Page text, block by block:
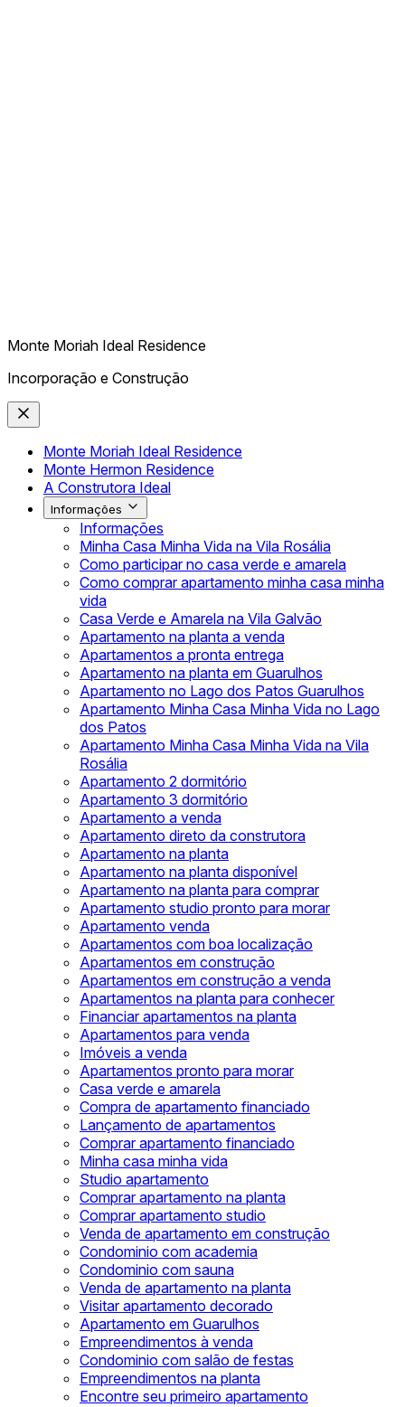
Monte Moriah Ideal Residence
Incorporação e Construção
Monte Moriah Ideal Residence
Monte Hermon Residence
A Construtora Ideal
Informações
Informações
Minha Casa Minha Vida na Vila Rosália
Como participar no casa verde e amarela
Como comprar apartamento minha casa minha
vida
Casa Verde e Amarela na Vila Galvão
Apartamento na planta a venda
Apartamentos a pronta entrega
Apartamento na planta em Guarulhos
Apartamento no Lago dos Patos Guarulhos
Apartamento Minha Casa Minha Vida no Lago
dos Patos
Apartamento Minha Casa Minha Vida na Vila
Rosália
Apartamento 2 dormitório
Apartamento 3 dormitório
Apartamento a venda
Apartamento direto da construtora
Apartamento na planta
Apartamento na planta disponível
Apartamento na planta para comprar
Apartamento studio pronto para morar
Apartamento venda
Apartamentos com boa localização
Apartamentos em construção
Apartamentos em construção a venda
Apartamentos na planta para conhecer
Financiar apartamentos na planta
Apartamentos para venda
Imóveis a venda
Apartamentos pronto para morar
Casa verde e amarela
Compra de apartamento financiado
Lançamento de apartamentos
Comprar apartamento financiado
Minha casa minha vida
Studio apartamento
Comprar apartamento na planta
Comprar apartamento studio
Venda de apartamento em construção
Condominio com academia
Condominio com sauna
Venda de apartamento na planta
Visitar apartamento decorado
Apartamento em Guarulhos
Empreendimentos à venda
Condominio com salão de festas
Empreendimentos na planta
Encontre seu primeiro apartamento